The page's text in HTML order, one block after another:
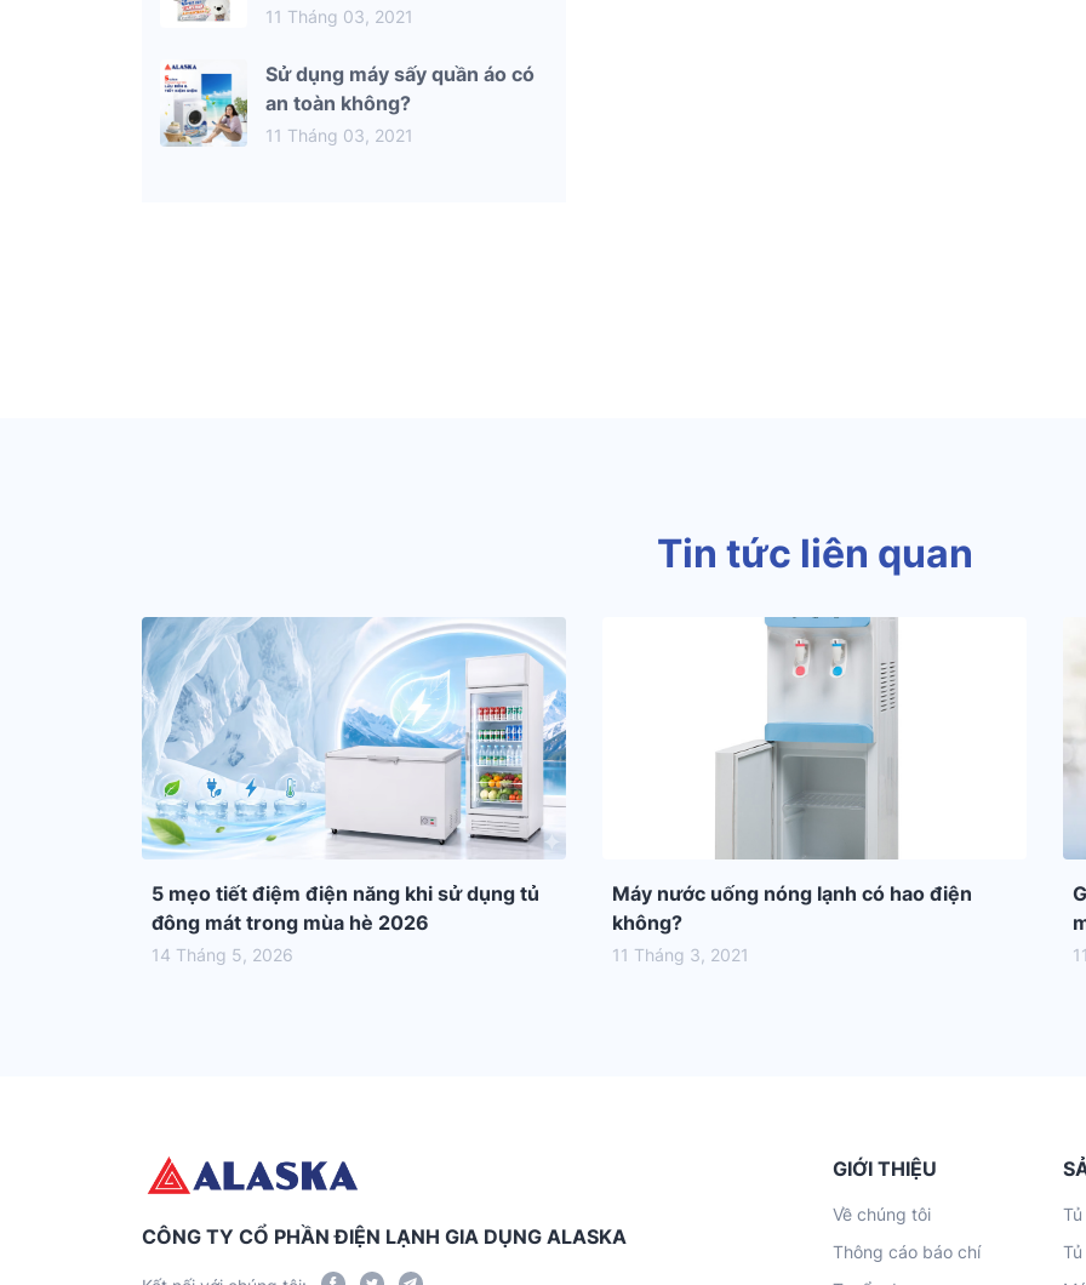
hợp nhất với gia đình bạn
11 Tháng 03, 2021
Sử dụng máy sấy quần áo có
an toàn không?
11 Tháng 03, 2021
Tin tức liên quan
5 mẹo tiết điệm điện năng khi sử dụng tủ
đông mát trong mùa hè 2026
14 Tháng 5, 2026
Máy nước uống nóng lạnh có hao điện
không?
11 Tháng 3, 2021
CÔNG TY CỔ PHẦN ĐIỆN LẠNH GIA DỤNG ALASKA
GIỚI THIỆU
Về chúng tôi
Thông cáo báo chí